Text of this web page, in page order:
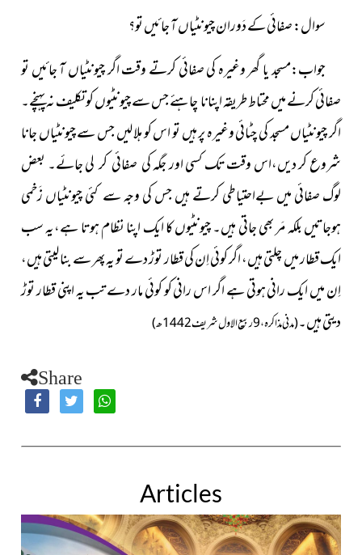
سوال: صفائی کے دَوران چیونٹیاں آ جائیں تو؟
جواب:مسجد یا گھر وغیرہ کی صفائی کرتے وقت اگر چیونٹیاںآ جائیں تو
صفائی کرنے میں محتاط طریقہ اپنانا چاہئے جس سے چیونٹیوں کو تکلیف نہ پہنچے۔
اگر چیونٹیاں مسجد کی چٹائی وغیرہ پر ہیں تو اس کو ہلا لیں جس سے چیونٹیاں جانا
شروع کر دیں،اس وقت تک کسی اور جگہ کی صفائی کر لی جائے۔ بعض
لوگ صفائی میں بےاحتیاطی کرتے ہیں جس کی وجہ سے کئی چیونٹیاں زَخمی
ہوجاتیں بلکہ مَر بھی جاتی ہیں۔ چیونٹیوں کا ایک اپنا نظام ہوتا ہے،یہ سب
ایک قطار میں چلتی ہیں، اگر کوئی اِن کی قطار توڑ دے تو یہ پھر سے بنا لیتی ہیں،
اِن میں ایک رانی ہوتی ہے اگر اس رانی کو کوئی مار دے تب یہ اپنی قطار توڑ
دیتی ہیں۔(مدنی مذاکرہ، 9ربیع الاول شریف 1442ھ)
Share
Articles